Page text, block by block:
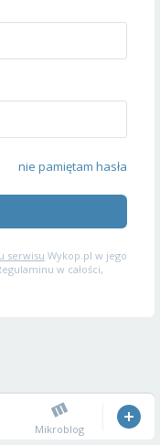
nie pamiętam hasła
serwisu Wykop.pl w jego
w całości,
Mikroblog